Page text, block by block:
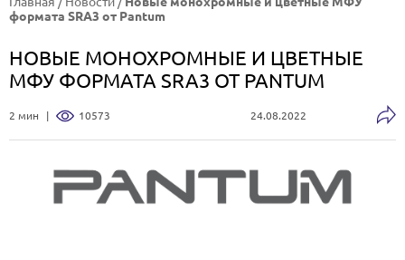
формата SRA3 от Pantum
НОВЫЕ МОНОХРОМНЫЕ И ЦВЕТНЫЕ
МФУ ФОРМАТА SRA3 ОТ PANTUM
2 мин | 10573 24.08.2022